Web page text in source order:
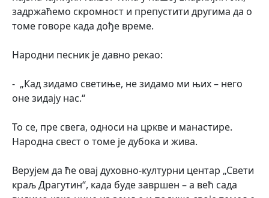
задржаћемо скромност и препустити другима да о
томе говоре када дође време.
Народни песник је давно рекао:
- „Кад зидамо светиње, не зидамо ми њих – него
оне зидају нас.“
То се, пре свега, односи на цркве и манастире.
Народна свест о томе је дубока и жива.
Верујем да ће овај духовно-културни центар „Свети
краљ Драгутин“, када буде завршен – а већ сада